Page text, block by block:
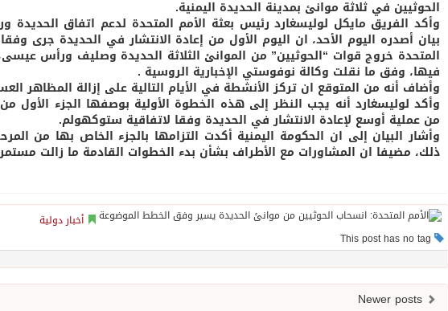
الحوثيين في ثلاثة موانئ بمدينة الحديدة اليمنية.
وأكد الفريق مايكل لوليسغارد رئيس بعثة الأمم المتحدة لدعم اتفاق الحديدة
بيان أصدره اليوم الأحد، ان اليوم الأول من إعادة الانتشار في الحديدة جرى
المتحدة خروج قوات “الحوثيين” من الموانئ الثلاثة الحديدة وصليف ورأس
فيها، وفق ما نقلت وكالة نوفوستي الإخبارية الروسية .
وأضاف أنه من المتوقع ان تركز الأنشطة في الأيام التالية على إزالة المظاهر
وأكد لوليسغارد أنه يجب النظر إلى هذه الخطوة الأولية بوصفها الجزء الأول
من عملية أوسع لإعادة الانتشار في الحديدة وفقا لاتفاقية ستوكهولم.
وأشار البيان إلى ان الحكومة اليمنية أكدت التزامها بالجزء الخاص بها من
ذلك، مضيفا ان المشاورات مع الأطراف بشأن بدء الخطوات القادمة ما زالت
أخبار دولية